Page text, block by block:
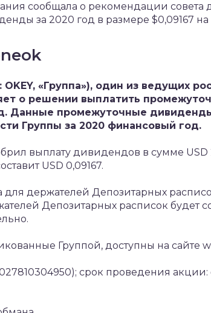
сообщала о рекомендации совета
за 2020 год в размере $0,09167
OKEY, «Группа»), один из ведущих
о решении выплатить
Данные промежуточные
Группы за 2020 финансовый год.
выплату дивидендов в сумме USD
USD 0,09167.
для держателей Депозитарных
Депозитарных расписок будет
Группой, доступны на сайте
срок проведения акции: с